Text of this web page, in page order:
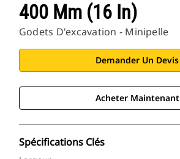
400 Mm (16 In)
Godets D'excavation - Minipelle
Demander Un Devis
Acheter Maintenant
Spécifications Clés